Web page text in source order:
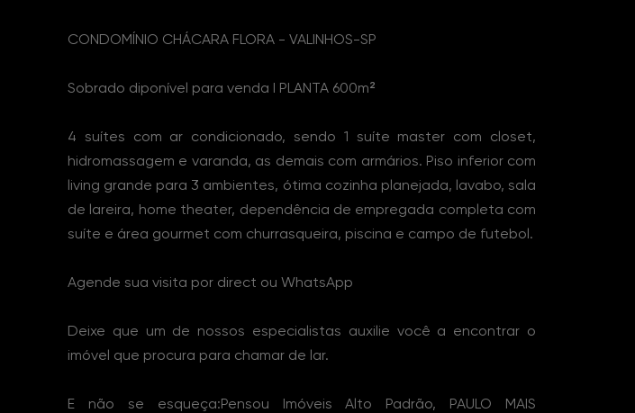
CONDOMÍNIO CHÁCARA FLORA - VALINHOS-SP
Sobrado diponível para venda I PLANTA 600m²
4 suítes com ar condicionado, sendo 1 suíte master com closet,
hidromassagem e varanda, as demais com armários. Piso inferior com
living grande para 3 ambientes, ótima cozinha planejada, lavabo, sala
de lareira, home theater, dependência de empregada completa com
suíte e área gourmet com churrasqueira, piscina e campo de futebol.
Agende sua visita por direct ou WhatsApp
Deixe que um de nossos especialistas auxilie você a encontrar o
imóvel que procura para chamar de lar.
E não se esqueça:Pensou Imóveis Alto Padrão, PAULO MAIS